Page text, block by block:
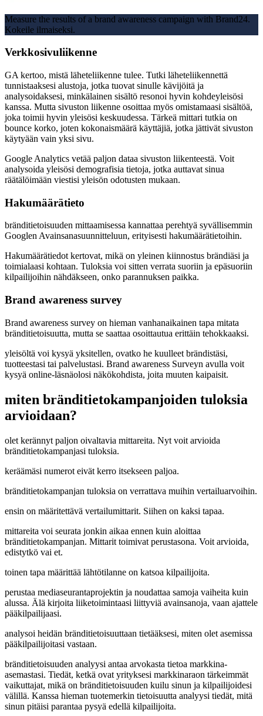
Measure the results of a brand awareness campaign with Brand24.
Kokeile ilmaiseksi.
Verkkosivuliikenne
GA kertoo, mistä läheteliikenne tulee. Tutki läheteliikennettä
tunnistaaksesi alustoja, jotka tuovat sinulle kävijöitä ja
analysoidaksesi, minkälainen sisältö resonoi hyvin kohdeyleisösi
kanssa. Mutta sivuston liikenne osoittaa myös omistamaasi sisältöä,
joka toimii hyvin yleisösi keskuudessa. Tärkeä mittari tutkia on
bounce korko, joten kokonaismäärä käyttäjiä, jotka jättivät sivuston
käytyään vain yksi sivu.
Google Analytics vetää paljon dataa sivuston liikenteestä. Voit
analysoida yleisösi demografisia tietoja, jotka auttavat sinua
räätälöimään viestisi yleisön odotusten mukaan.
Hakumäärätieto
bränditietoisuuden mittaamisessa kannattaa perehtyä syvällisemmin
Googlen Avainsanasuunnitteluun, erityisesti hakumäärätietoihin.
Hakumäärätiedot kertovat, mikä on yleinen kiinnostus brändiäsi ja
toimialaasi kohtaan. Tuloksia voi sitten verrata suoriin ja epäsuoriin
kilpailijoihin nähdäkseen, onko parannuksen paikka.
Brand awareness survey
Brand awareness survey on hieman vanhanaikainen tapa mitata
bränditietoisuutta, mutta se saattaa osoittautua erittäin tehokkaaksi.
yleisöltä voi kysyä yksitellen, ovatko he kuulleet brändistäsi,
tuotteestasi tai palvelustasi. Brand awareness Surveyn avulla voit
kysyä online-läsnäolosi näkökohdista, joita muuten kaipaisit.
miten bränditietokampanjoiden tuloksia
arvioidaan?
olet kerännyt paljon oivaltavia mittareita. Nyt voit arvioida
bränditietokampanjasi tuloksia.
keräämäsi numerot eivät kerro itsekseen paljoa.
bränditietokampanjan tuloksia on verrattava muihin vertailuarvoihin.
ensin on määritettävä vertailumittarit. Siihen on kaksi tapaa.
mittareita voi seurata jonkin aikaa ennen kuin aloittaa
bränditietokampanjan. Mittarit toimivat perustasona. Voit arvioida,
edistytkö vai et.
toinen tapa määrittää lähtötilanne on katsoa kilpailijoita.
perustaa mediaseurantaprojektin ja noudattaa samoja vaiheita kuin
alussa. Älä kirjoita liiketoimintaasi liittyviä avainsanoja, vaan ajattele
pääkilpailijaasi.
analysoi heidän bränditietoisuuttaan tietääksesi, miten olet asemissa
pääkilpailijoitasi vastaan.
bränditietoisuuden analyysi antaa arvokasta tietoa markkina-
asemastasi. Tiedät, ketkä ovat yrityksesi markkinaraon tärkeimmät
vaikuttajat, mikä on bränditietoisuuden kuilu sinun ja kilpailijoidesi
välillä. Kanssa hieman tuotemerkin tietoisuutta analyysi tiedät, mitä
sinun pitäisi parantaa pysyä edellä kilpailijoita.